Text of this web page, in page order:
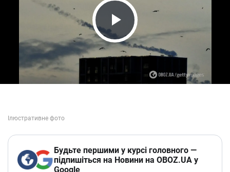
Play Video
Будьте першими у курсі головного —
підпишіться на Новини на OBOZ.UA у
Google